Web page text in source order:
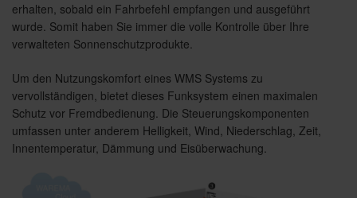
erhalten, sobald ein Fahrbefehl empfangen und ausgeführt
wurde. Somit haben Sie immer die volle Kontrolle über Ihre
verwalteten Sonnenschutzprodukte.
Um den Nutzungskomfort eines WMS Systems zu
vervollständigen, bietet dieses Funksystem einen maximalen
Schutz vor Fremdbedienung. Die Steuerungskomponenten
umfassen unter anderem Helligkeit, Wind, Niederschlag, Zeit,
Innentemperatur, Dämmung und Eisüberwachung.